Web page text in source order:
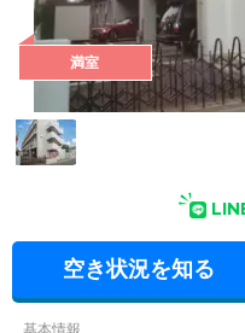
外観: 定員51名の、住宅型
で、幅広い身体状況の方に
満室
空き状況を知る
基本情報